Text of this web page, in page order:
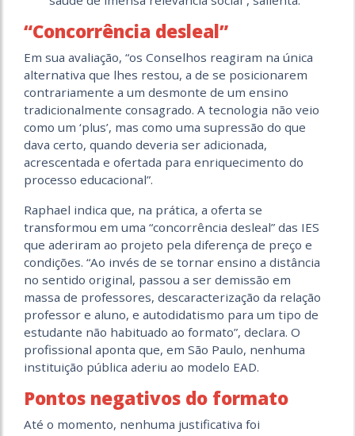
“Concorrência desleal”
Em sua avaliação, “os Conselhos reagiram na única
alternativa que lhes restou, a de se posicionarem
contrariamente a um desmonte de um ensino
tradicionalmente consagrado. A tecnologia não veio
como um ‘plus’, mas como uma supressão do que
dava certo, quando deveria ser adicionada,
acrescentada e ofertada para enriquecimento do
processo educacional”.
Raphael indica que, na prática, a oferta se
transformou em uma “concorrência desleal” das IES
que aderiram ao projeto pela diferença de preço e
condições. “Ao invés de se tornar ensino a distância
no sentido original, passou a ser demissão em
massa de professores, descaracterização da relação
professor e aluno, e autodidatismo para um tipo de
estudante não habituado ao formato”, declara. O
profissional aponta que, em São Paulo, nenhuma
instituição pública aderiu ao modelo EAD.
Pontos negativos do formato
Até o momento, nenhuma justificativa foi